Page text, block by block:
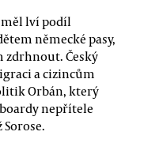
lví podíl
německé pasy,
zdrhnout. Český
a cizincům
Orbán, který
nepřítele